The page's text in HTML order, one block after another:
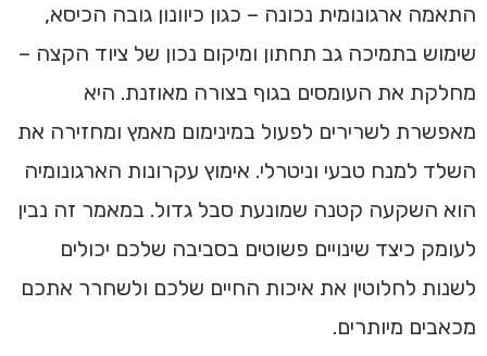
התאמה ארגונומית נכונה – כגון כיוונון גובה הכיסא,
שימוש בתמיכה גב תחתון ומיקום נכון של ציוד הקצה –
מחלקת את העומסים בגוף בצורה מאוזנת. היא
מאפשרת לשרירים לפעול במינימום מאמץ ומחזירה את
השלד למנח טבעי וניטרלי. אימוץ עקרונות הארגונומיה
הוא השקעה קטנה שמונעת סבל גדול. במאמר זה נבין
לעומק כיצד שינויים פשוטים בסביבה שלכם יכולים
לשנות לחלוטין את איכות החיים שלכם ולשחרר אתכם
מכאבים מיותרים.